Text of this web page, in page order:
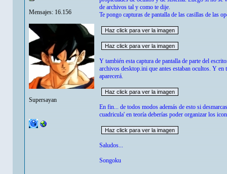
Mensajes: 16.156
Supersayan
de archivos tal y como te dije.
Te pongo capturas de pantalla de las casillas de las
Y también esta captura de pantalla de parte del
archivos desktop.ini que antes estaban ocultos. Y
aparecerá.
En fin... de todos modos además de esto si
cuadricula' en teoría deberías poder organizar los
Saludos...
Songoku